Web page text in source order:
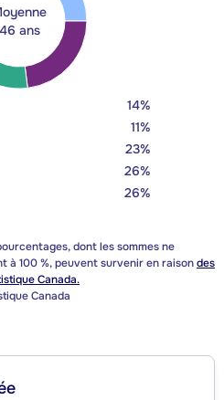
46 ans
14%
11%
23%
26%
26%
dont les sommes ne
à 100 %, peuvent survenir en raisondes
Canada.
Canada